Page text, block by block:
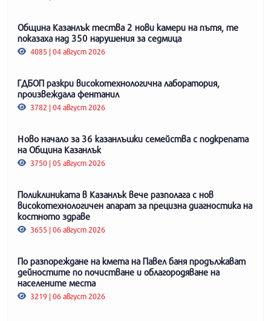
Община Казанлък тества 2 нови камери на пътя, те
показаха над 350 нарушения за седмица
4085 | 04 август 2026
ГДБОП разкри високотехнологична лаборатория,
произвеждала фентанил
3782 | 04 август 2026
Ново начало за 36 казанлъшки семейства с подкрепата
на Община Казанлък
3750 | 05 август 2026
Поликлиниката в Казанлък вече разполага с нов
високотехнологичен апарат за прецизна диагностика на
костното здраве
3655 | 06 август 2026
По разпореждане на кмета на Павел баня продължават
дейностите по почистване и облагородяване на
населените места
3219 | 06 август 2026